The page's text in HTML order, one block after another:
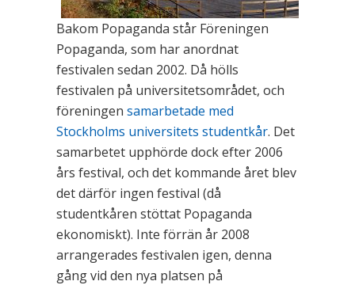
Bakom Popaganda står Föreningen
Popaganda, som har anordnat
festivalen sedan 2002. Då hölls
festivalen på universitetsområdet, och
föreningensamarbetade med
Stockholms universitets studentkår. Det
samarbetet upphörde dock efter 2006
års festival, och det kommande året blev
det därför ingen festival (då
studentkåren stöttat Popaganda
ekonomiskt). Inte förrän år 2008
arrangerades festivalen igen, denna
gång vid den nya platsen på